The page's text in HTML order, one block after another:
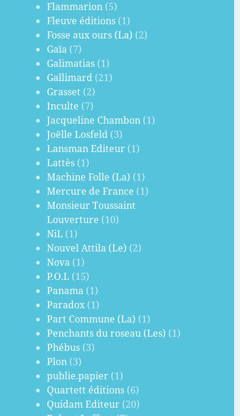
Flammarion (5)
Fleuve éditions (1)
Fosse aux ours (La) (2)
Gaïa (7)
Galimatias (1)
Gallimard (21)
Grasset (2)
Inculte (7)
Jacqueline Chambon (1)
Joëlle Losfeld (3)
Lansman Editeur (1)
Lattès (1)
Machine Folle (La) (1)
Mercure de France (1)
Monsieur Toussaint
Louverture (10)
NiL (1)
Nouvel Attila (Le) (2)
Nova (1)
P.O.L (15)
Panama (1)
Paradox (1)
Part Commune (La) (1)
Penchants du roseau (Les) (1)
Phébus (3)
Plon (3)
publie.papier (1)
Quartett éditions (6)
Quidam Editeur (20)